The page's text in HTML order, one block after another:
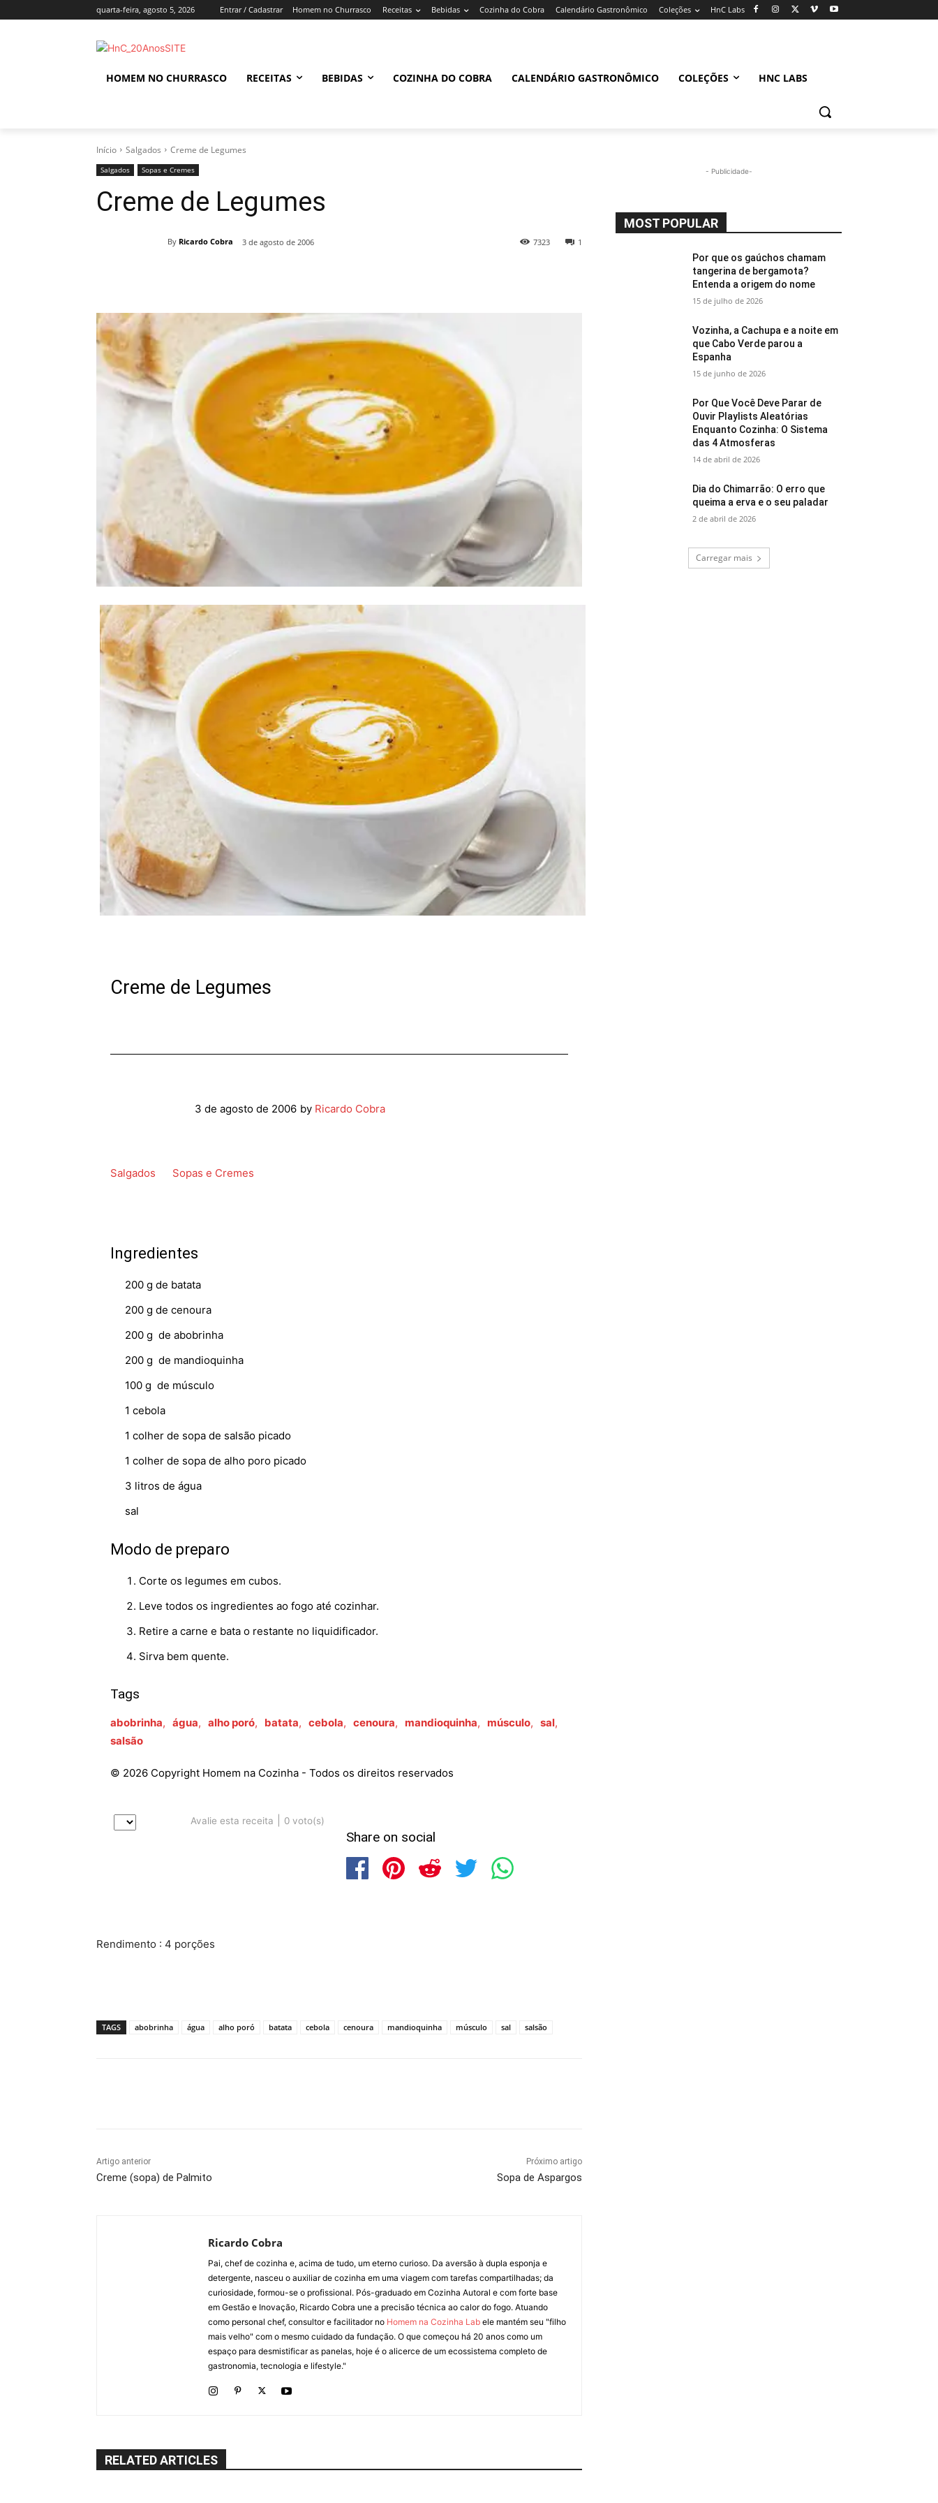
quarta-feira, agosto 5, 2026 Entrar / Cadastrar Homem no Churrasco Receitas Bebidas Cozinha do Cobra Calendário Gastronômico Coleções HnC Labs
HOMEM NO CHURRASCO RECEITAS BEBIDAS COZINHA DO COBRA CALENDÁRIO GASTRONÔMICO COLEÇÕES HNC LABS
Início Salgados Creme de Legumes
Salgados Sopas e Cremes
Creme de Legumes
By Ricardo Cobra 3 de agosto de 2006 1
7323
Creme de Legumes
3 de agosto de 2006 by Ricardo Cobra
Salgados Sopas e Cremes
Ingredientes
200 g de batata
200 g de cenoura
200 g de abobrinha
200 g de mandioquinha
100 g de músculo
1 cebola
1 colher de sopa de salsão picado
1 colher de sopa de alho poro picado
3 litros de água
sal
Modo de preparo
Corte os legumes em cubos.
Leve todos os ingredientes ao fogo até cozinhar.
Retire a carne e bata o restante no liquidificador.
Sirva bem quente.
Tags
abobrinha, água, alho poró, batata, cebola, cenoura, mandioquinha, músculo, sal,
salsão
© 2026 Copyright Homem na Cozinha - Todos os direitos reservados
Avalie esta receita 0 voto(s)
Share on social
Rendimento : 4 porções
TAGS abobrinha água alho poró batata cebola cenoura mandioquinha músculo sal salsão
Artigo anterior
Creme (sopa) de Palmito
Próximo artigo
Sopa de Aspargos
Ricardo Cobra
Pai, chef de cozinha e, acima de tudo, um eterno curioso. Da aversão à dupla esponja e
detergente, nasceu o auxiliar de cozinha em uma viagem com tarefas compartilhadas; da
curiosidade, formou-se o profissional. Pós-graduado em Cozinha Autoral e com forte base
em Gestão e Inovação, Ricardo Cobra une a precisão técnica ao calor do fogo. Atuando
como personal chef, consultor e facilitador no Homem na Cozinha Lab ele mantém seu "filho
mais velho" com o mesmo cuidado da fundação. O que começou há 20 anos como um
espaço para desmistificar as panelas, hoje é o alicerce de um ecossistema completo de
gastronomia, tecnologia e lifestyle."
RELATED ARTICLES
- Publicidade-
MOST POPULAR
Por que os gaúchos chamam
tangerina de bergamota?
Entenda a origem do nome
15 de julho de 2026
Vozinha, a Cachupa e a noite em
que Cabo Verde parou a
Espanha
15 de junho de 2026
Por Que Você Deve Parar de
Ouvir Playlists Aleatórias
Enquanto Cozinha: O Sistema
das 4 Atmosferas
14 de abril de 2026
Dia do Chimarrão: O erro que
queima a erva e o seu paladar
2 de abril de 2026
Carregar mais